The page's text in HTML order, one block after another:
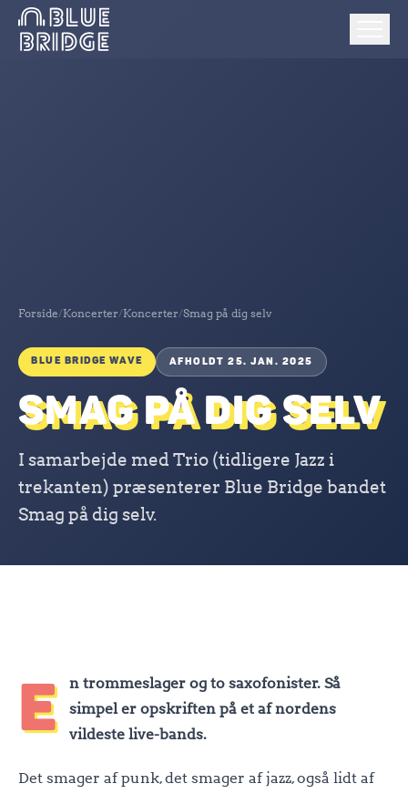
Forside/Koncerter/Koncerter/Smag på dig selv
BLUE BRIDGE WAVE AFHOLDT 25. JAN. 2025
SMAG PÅ DIG SELV
I samarbejde med Trio (tidligere Jazz i
trekanten) præsenterer Blue Bridge bandet
Smag på dig selv.
E
n trommeslager og to saxofonister. Så
simpel er opskriften på et af nordens
vildeste live-bands.
Det smager af punk, det smager af jazz, også lidt af